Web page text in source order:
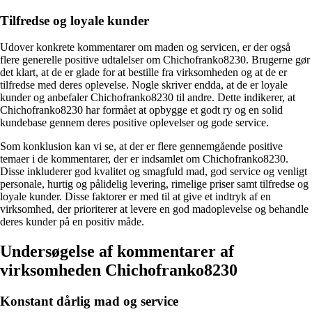
Tilfredse og loyale kunder
Udover konkrete kommentarer om maden og servicen, er der også
flere generelle positive udtalelser om Chichofranko8230. Brugerne gør
det klart, at de er glade for at bestille fra virksomheden og at de er
tilfredse med deres oplevelse. Nogle skriver endda, at de er loyale
kunder og anbefaler Chichofranko8230 til andre. Dette indikerer, at
Chichofranko8230 har formået at opbygge et godt ry og en solid
kundebase gennem deres positive oplevelser og gode service.
Som konklusion kan vi se, at der er flere gennemgående positive
temaer i de kommentarer, der er indsamlet om Chichofranko8230.
Disse inkluderer god kvalitet og smagfuld mad, god service og venligt
personale, hurtig og pålidelig levering, rimelige priser samt tilfredse og
loyale kunder. Disse faktorer er med til at give et indtryk af en
virksomhed, der prioriterer at levere en god madoplevelse og behandle
deres kunder på en positiv måde.
Undersøgelse af kommentarer af
virksomheden Chichofranko8230
Konstant dårlig mad og service